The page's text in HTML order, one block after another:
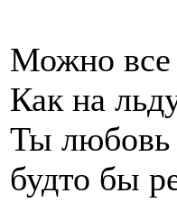
Можно все
Как на
Ты любовь
будто бы